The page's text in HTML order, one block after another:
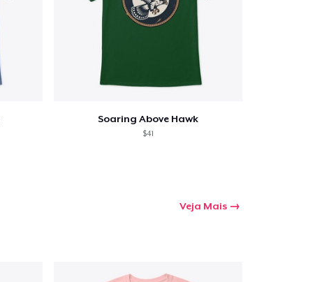
Soaring Above Hawk
$41
Veja Mais